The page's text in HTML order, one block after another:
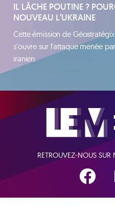
IL LÂCHE POUTINE ?
NOUVEAU L’UKRAINE
Cette émission de
s'ouvre sur l'attaque menée
iranien.
RETROUVEZ-NOUS SUR